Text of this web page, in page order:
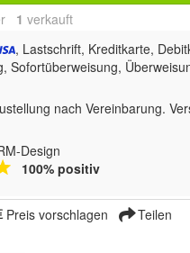
1 verkauft
, Lastschrift, Kreditkarte,
Sofortüberweisung,
nach Vereinbarung.
Design
100% positiv
Preis vorschlagen Teilen